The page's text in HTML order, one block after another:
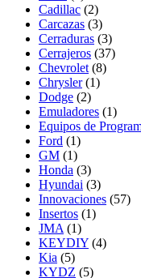
Cadillac (2)
Carcazas (3)
Cerraduras (3)
Cerrajeros (37)
Chevrolet (8)
Chrysler (1)
Dodge (2)
Emuladores (1)
Equipos de
Ford (1)
GM (1)
Honda (3)
Hyundai (3)
Innovaciones (57)
Insertos (1)
JMA (1)
KEYDIY (4)
Kia (5)
KYDZ (5)